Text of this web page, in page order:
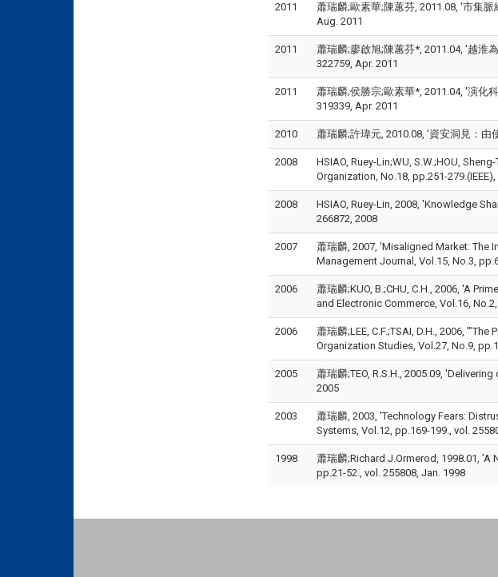
2011
蕭瑞麟;歐素華;陳蕙芬, 2011.08, '市集
Aug. 2011
2011
蕭瑞麟;廖啟旭;陳蕙芬*, 2011.04, '越淮
322759, Apr. 2011
2011
蕭瑞麟;侯勝宗;歐素華*, 2011.04, '演化
319339, Apr. 2011
2010 蕭瑞麟;許瑋元, 2010.08, '資安洞見：由
2008
HSIAO, Ruey-Lin;WU, S.W.;HOU,
Organization, No.18, pp.251-
2008
HSIAO, Ruey-Lin, 2008, 'Knowledge
266872, 2008
2007
蕭瑞麟, 2007, 'Misaligned Market: The
Management Journal, Vol.15, No.3,
2006
蕭瑞麟;KUO, B.;CHU, C.H., 2006, 'A
and Electronic Commerce, Vol.16,
2006
蕭瑞麟;LEE, C.F.;TSAI, D.H., 2006,
Organization Studies, Vol.27, No.9,
2005
蕭瑞麟;TEO, R.S.H., 2005.09,
2005
2003
蕭瑞麟, 2003, 'Technology Fears:
Systems, Vol.12, pp.169-199., vol.
1998
蕭瑞麟;Richard J.Ormerod, 1998.01,
pp.21-52., vol. 255808, Jan. 1998